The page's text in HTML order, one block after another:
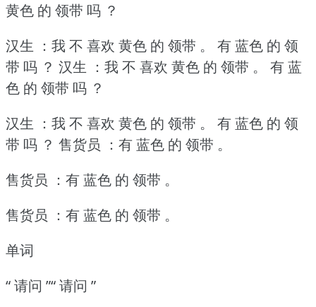
黄色 的 领带 吗 ？
汉生 ：我 不 喜欢 黄色 的 领带 。
有 蓝色 的 领
带 吗 ？ 汉生 ：我 不 喜欢 黄色 的 领带 。
有 蓝
色 的 领带 吗 ？
汉生 ：我 不 喜欢 黄色 的 领带 。
有 蓝色 的 领
带 吗 ？ 售货员 ：有 蓝色 的 领带 。
售货员 ：有 蓝色 的 领带 。
售货员 ：有 蓝色 的 领带 。
单词
“ 请问 ”“ 请问 ”